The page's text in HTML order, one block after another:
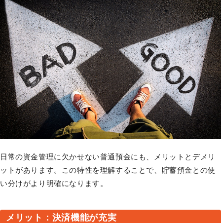
日常の資金管理に欠かせない普通預金にも、メリットとデメリ
ットがあります。この特性を理解することで、貯蓄預金との使
い分けがより明確になります。
メリット：決済機能が充実